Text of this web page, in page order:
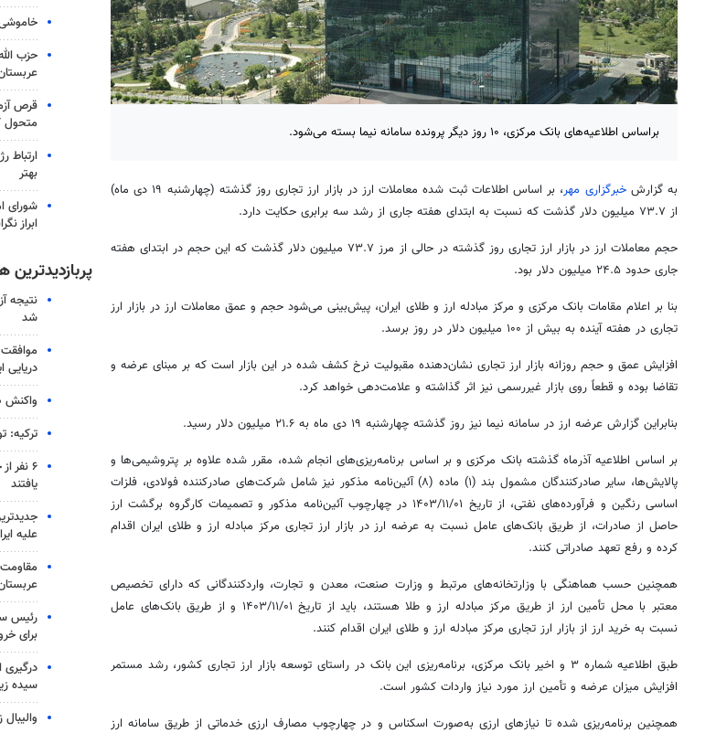
براساس اطلاعیه‌های بانک مرکزی، ۱۰ روز دیگر پرونده سامانه نیما بسته می‌شود.
به گزارش خبرگزاری مهر، بر اساساطلاعات ثبت شده معاملات ارز
در بازار ارز تجاری روز گذشته (چهارشنبه ۱۹ دی ماه)
از ۷۳.۷ میلیون دلار گذشت که نسبت به ابتدای هفته جاری از رشد سه برابری حکایت دارد.
حجم معاملات ارز
در بازار ارز تجاری روز گذشته در حالی از مرز ۷۳.۷ میلیون دلار گذشت که این حجم در ابتدای هفته
جاری حدود ۲۴.۵ میلیون دلار بود.
بنا بر اعلام مقامات بانک مرکزی و مرکز مبادله ارز و طلای ایران، پیش‌بینی می‌شود حجم و عمق معاملات ارز در بازار ارز
تجاری در هفته آینده به بیش از ۱۰۰ میلیون دلار در روز برسد.
افزایش عمق و حجم روزانه بازار ارز تجاری نشان‌دهنده مقبولیت نرخ کشف شده در این بازار است که بر مبنای عرضه و
تقاضا بوده و قطعاً روی بازار غیررسمی نیز اثر گذاشته و علامت‌دهی خواهد کرد.
بنابراین گزارش عرضه ارز در سامانه نیما نیز روز گذشته چهارشنبه ۱۹ دی ماه به ۲۱.۶ میلیون دلار رسید.
بر اساس اطلاعیه آذرماه گذشته بانک مرکزی و بر اساس برنامه‌ریزی‌های انجام شده، مقرر شده علاوه بر پتروشیمی‌ها و
پالایش‌ها، سایر صادرکنندگان مشمول بند (۱) ماده (۸) آئین‌نامه مذکور نیز شامل شرکت‌های صادرکننده فولادی، فلزات
اساسی رنگین و فرآورده‌های نفتی، از تاریخ ۱۴۰۳/۱۱/۰۱ در چهارچوب آئین‌نامه مذکور و تصمیمات کارگروه برگشت ارز
حاصل از صادرات، از طریق بانک‌های عامل نسبت به عرضه ارز در بازار ارز تجاری مرکز مبادله ارز و طلای ایران اقدام
کرده و رفع تعهد صادراتی کنند.
همچنین حسب هماهنگی با وزارتخانه‌های مرتبط و وزارت صنعت، معدن و تجارت، واردکنندگانی که دارای تخصیص
معتبر با محل تأمین ارز از طریق مرکز مبادله ارز و طلا هستند، باید از تاریخ ۱۴۰۳/۱۱/۰۱ و از طریق بانک‌های عامل
نسبت به خرید ارز از بازار ارز تجاری مرکز مبادله ارز و طلای ایران اقدام کنند.
طبق اطلاعیه شماره ۳ و اخیر بانک مرکزی، برنامه‌ریزی این بانک در راستای توسعه بازار ارز تجاری کشور، رشد مستمر
افزایش میزان عرضه و تأمین ارز مورد نیاز واردات کشور است.
همچنین برنامه‌ریزی شده تا نیازهای ارزی به‌صورت اسکناس و در چهارچوب مصارف ارزی خدماتی از طریق سامانه ارز
خاموشی
حزب
متحول
ارتباط
بهتر
شورای
ابراز
پربازدیدترین
شد
دریایی
واکنش
ترکیه:
۶ نفر
یافتند
علیه
رئیس
برای
سیده